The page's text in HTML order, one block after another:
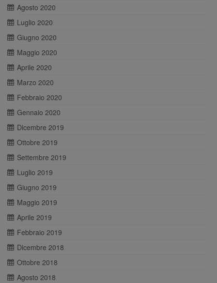
Agosto 2020
Luglio 2020
Giugno 2020
Maggio 2020
Aprile 2020
Marzo 2020
Febbraio 2020
Gennaio 2020
Dicembre 2019
Ottobre 2019
Settembre 2019
Luglio 2019
Giugno 2019
Maggio 2019
Aprile 2019
Febbraio 2019
Dicembre 2018
Ottobre 2018
Agosto 2018